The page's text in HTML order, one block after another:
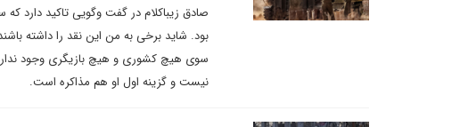
بود. شاید برخی به من این نقد را داشته
سوی هیچ کشوری و هیچ بازیگری وجود
نیست و گزینه اول او هم مذاکره است.